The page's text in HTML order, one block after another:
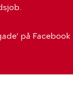
på Facebook